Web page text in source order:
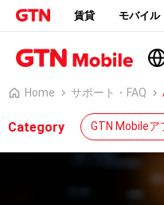
賃貸 モバイル
Home サポート・FAQ
Category GTN Mobileア